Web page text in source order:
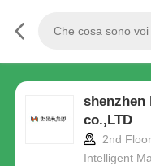
shenzhen
co.,LTD
2nd
Intelligent